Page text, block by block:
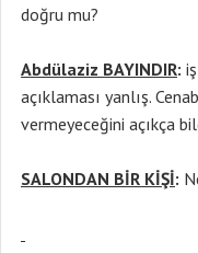
doğru mu?
Abdülaziz BAYINDIR:
açıklaması yanlış.
vermeyeceğini açıkça
SALONDAN BİR KİŞİ: